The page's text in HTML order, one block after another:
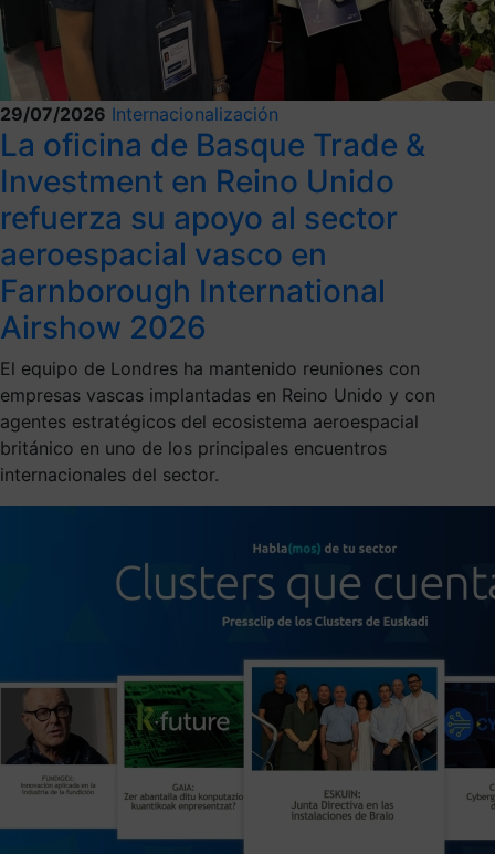
29/07/2026 Internacionalización
La oficina de Basque Trade &
Investment en Reino Unido
refuerza su apoyo al sector
aeroespacial vasco en
Farnborough International
Airshow 2026
El equipo de Londres ha mantenido reuniones con
empresas vascas implantadas en Reino Unido y con
agentes estratégicos del ecosistema aeroespacial
británico en uno de los principales encuentros
internacionales del sector.